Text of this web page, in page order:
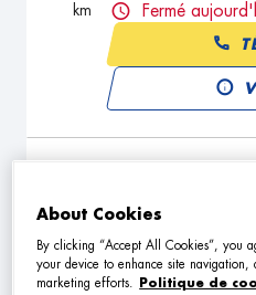
km
Fermé
km
3 Rue Cugnot
Fermé
About Cookies
By clicking “Accept All Cookies”, you
your device to enhance site navigation,
marketing efforts.
Politique de